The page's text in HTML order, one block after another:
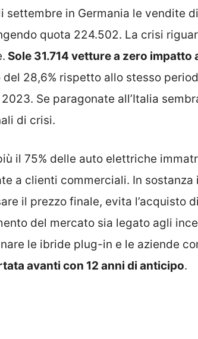
settembre in Germania le vendite
quota 224.502. La crisi
Sole 31.714 vetture a zero
del 28,6% rispetto allo stesso
Se paragonate all’Italia
di crisi.
il 75% delle auto elettriche
a clienti commerciali. In
il prezzo finale, evita l’acquisto
del mercato sia legato agli
le ibride plug-in e le aziende
avanti con 12 anni di anticipo.